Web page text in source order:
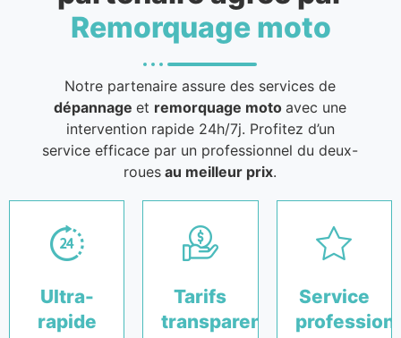
Remorquage moto
Notre partenaire assure des services de
dépannageet remorquage motoavec une
intervention rapide 24h/7j. Profitez d’un
service efficace par un professionnel du deux-
roues au meilleur prix.
Ultra-
rapide
Tarifs
transparents
Service